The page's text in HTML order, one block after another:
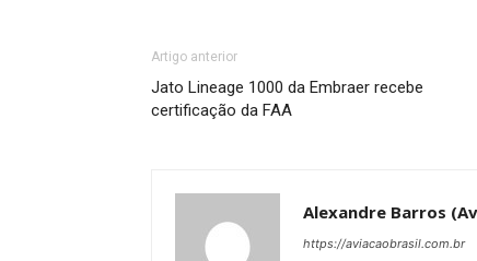
Artigo anterior
Jato Lineage 1000 da Embraer recebe
certificação da FAA
Alexandre Barros
https://aviacaobrasil.com.br